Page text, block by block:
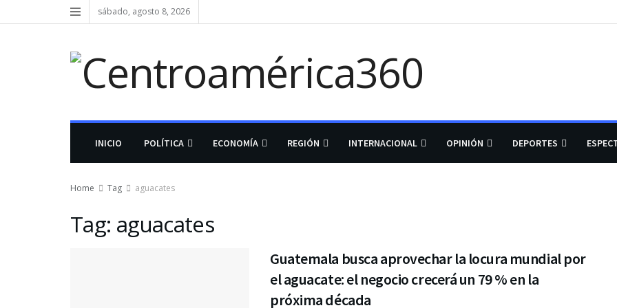
sábado, agosto 8, 2026
INICIO POLÍTICA ECONOMÍA REGIÓN INTERNACIONAL OPINIÓN DEPORTES
Home Tag aguacates
Tag: aguacates
Guatemala busca aprovechar la locura mundial por
el aguacate: el negocio crecerá un 79 % en la
próxima década